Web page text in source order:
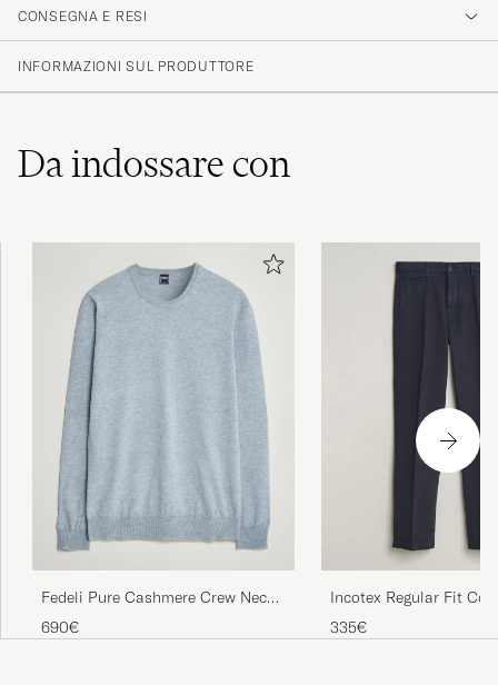
CONSEGNA E RESI
INFORMAZIONI SUL PRODUTTORE
Da indossare con
Fedeli Pure Cashmere Crew Neck
Light Blue
690€
Incotex Regular Fit
Slacks Navy
335€